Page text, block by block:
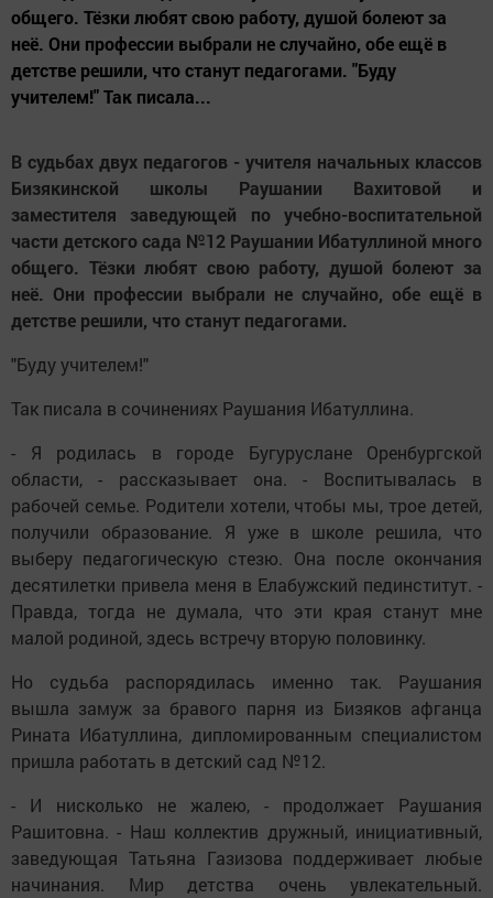
общего. Тёзки любят свою работу, душой болеют за
неё. Они профессии выбрали не случайно, обе ещё в
детстве решили, что станут педагогами. "Буду
учителем!" Так писала...
В судьбах двух педагогов - учителя начальных классов
Бизякинской школы Раушании Вахитовой и
заместителя заведующей по учебно-воспитательной
части детского сада №12 Раушании Ибатуллиной много
общего. Тёзки любят свою работу, душой болеют за
неё. Они профессии выбрали не случайно, обе ещё в
детстве решили, что станут педагогами.
"Буду учителем!"
Так писала в сочинениях Раушания Ибатуллина.
- Я родилась в городе Бугуруслане Оренбургской
области, - рассказывает она. - Воспитывалась в
рабочей семье. Родители хотели, чтобы мы, трое детей,
получили образование. Я уже в школе решила, что
выберу педагогическую стезю. Она после окончания
десятилетки привела меня в Елабужский пединститут. -
Правда, тогда не думала, что эти края станут мне
малой родиной, здесь встречу вторую половинку.
Но судьба распорядилась именно так. Раушания
вышла замуж за бравого парня из Бизяков афганца
Рината Ибатуллина, дипломированным специалистом
пришла работать в детский сад №12.
- И нисколько не жалею, - продолжает Раушания
Рашитовна. - Наш коллектив дружный, инициативный,
заведующая Татьяна Газизова поддерживает любые
начинания. Мир детства очень увлекательный.